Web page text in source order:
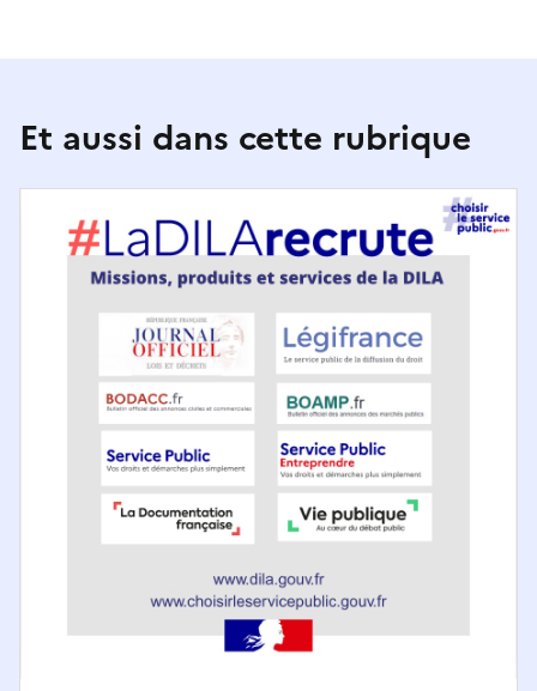
Et aussi dans cette rubrique